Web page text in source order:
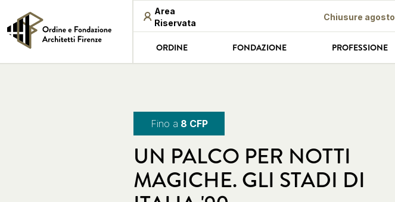
Area
Riservata
Chiusure agosto
ORDINE FONDAZIONE PROFESSIONE
Fino a 8 CFP
UN PALCO PER NOTTI
MAGICHE. GLI STADI DI